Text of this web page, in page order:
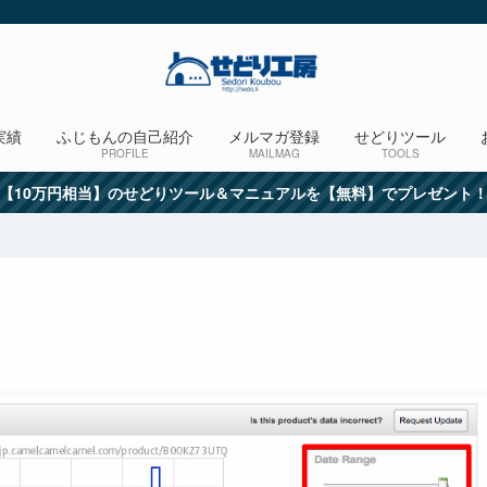
績 ふじもんの自己紹介
PROFILE
メルマガ登録
MAILMAG
せどりツール
TOOLS
【10万円相当】のせどりツール＆マニュアルを【無料】でプレゼント！